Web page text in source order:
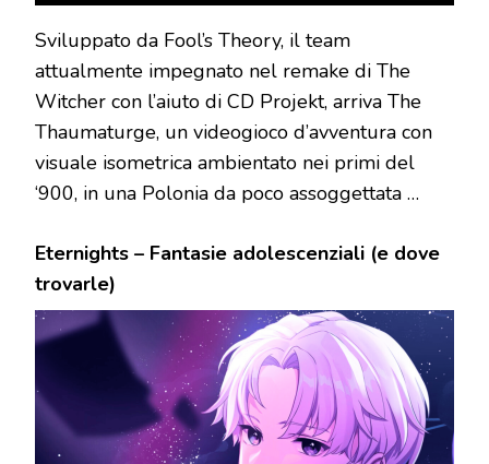
Sviluppato da Fool’s Theory, il team
attualmente impegnato nel remake di The
Witcher con l’aiuto di CD Projekt, arriva The
Thaumaturge, un videogioco d’avventura con
visuale isometrica ambientato nei primi del
‘900, in una Polonia da poco assoggettata …
Eternights – Fantasie adolescenziali (e dove
trovarle)